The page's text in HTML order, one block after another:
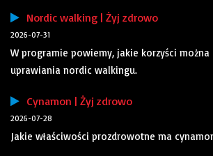
Nordic walking | Żyj zdrowo
2026-07-31
W programie powiemy, jakie korzyści można
uprawiania nordic walkingu.
Cynamon | Żyj zdrowo
2026-07-28
Jakie właściwości prozdrowotne ma